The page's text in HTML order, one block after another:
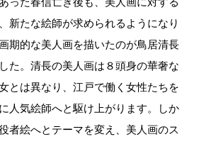
新たな絵師が求められるようになり
期的な美人画を描いたのが鳥居清長
た。清長の美人画は８頭身の華奢な
とは異なり、江戸で働く女性たちを
人気絵師へと駆け上がります。しか
者絵へとテーマを変え、美人画のス